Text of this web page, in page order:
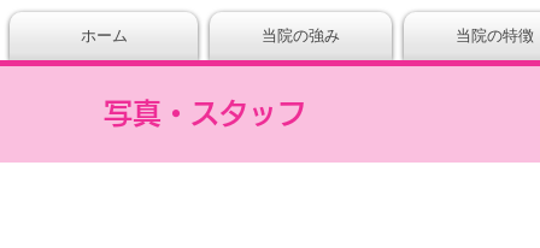
ホーム 当院の強み 当院の特徴
写真・スタッフ